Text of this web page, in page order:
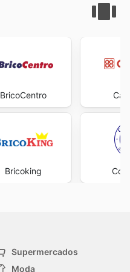
BricoCentro
Bricoking
Supermercados
Moda